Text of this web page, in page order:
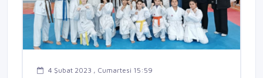
4 Şubat 2023 , Cumartesi 15:59